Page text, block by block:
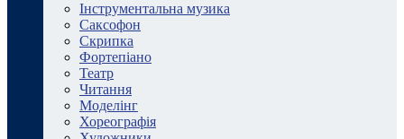
Інструментальна музика
Саксофон
Скрипка
Фортепіано
Театр
Читання
Моделінг
Хореографія